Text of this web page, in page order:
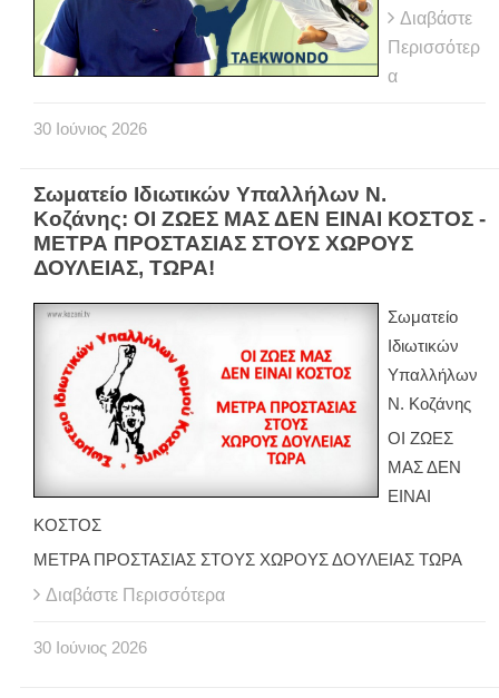
Διαβάστε
Περισσότερ
α
30 Ιούνιος 2026
Σωματείο Ιδιωτικών Υπαλλήλων Ν.
Κοζάνης: ΟΙ ΖΩΕΣ ΜΑΣ ΔΕΝ ΕΙΝΑΙ ΚΟΣΤΟΣ -
ΜΕΤΡΑ ΠΡΟΣΤΑΣΙΑΣ ΣΤΟΥΣ ΧΩΡΟΥΣ
ΔΟΥΛΕΙΑΣ, ΤΩΡΑ!
Σωματείο
Ιδιωτικών
Υπαλλήλων
Ν. Κοζάνης
ΟΙ ΖΩΕΣ
ΜΑΣ ΔΕΝ
ΕΙΝΑΙ
ΚΟΣΤΟΣ
ΜΕΤΡΑ ΠΡΟΣΤΑΣΙΑΣ ΣΤΟΥΣ ΧΩΡΟΥΣ ΔΟΥΛΕΙΑΣ ΤΩΡΑ
Διαβάστε Περισσότερα
30 Ιούνιος 2026